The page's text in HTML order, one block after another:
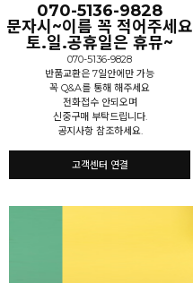
070-5136-9828
문자시~이름 꼭 적어주세요
토.일.공휴일은 휴뮤~
070-5136-9828
반품교환은 7일안에만 가능
꼭 Q&A를 통해 해주세요
전화접수 안되오며
신중구매 부탁드립니다.
공지사항 참조하세요.
고객센터 연결